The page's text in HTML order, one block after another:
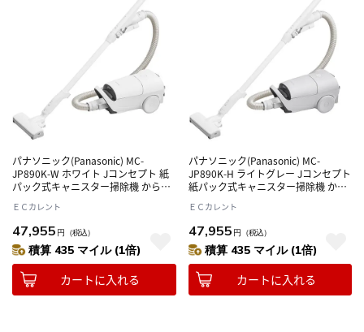
パナソニック(Panasonic) MC-
JP890K-W ホワイト Jコンセプト 紙
パック式キャニスター掃除機 からま
本製
ＥＣカレント
47,955 円 （税込）
積算 435 マイル (1倍)
カートに入れる
パナソニック(Panasonic) MC-
JP890K-H ライトグレー Jコンセプト
紙パック式キャニスター掃除機 から
日本製
ＥＣカレント
47,955 円 （税込）
積算 435 マイル (1倍)
カートに入れる